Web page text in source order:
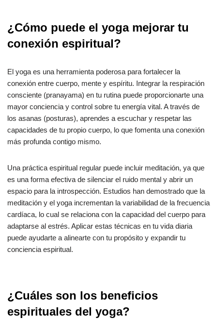
¿Cómo puede el yoga mejorar tu
conexión espiritual?
El yoga es una herramienta poderosa para fortalecer la
conexión entre cuerpo, mente y espíritu. Integrar la respiración
consciente (pranayama) en tu rutina puede proporcionarte una
mayor conciencia y control sobre tu energía vital. A través de
los asanas (posturas), aprendes a escuchar y respetar las
capacidades de tu propio cuerpo, lo que fomenta una conexión
más profunda contigo mismo.
Una práctica espiritual regular puede incluir meditación, ya que
es una forma efectiva de silenciar el ruido mental y abrir un
espacio para la introspección. Estudios han demostrado que la
meditación y el yoga incrementan la variabilidad de la frecuencia
cardíaca, lo cual se relaciona con la capacidad del cuerpo para
adaptarse al estrés. Aplicar estas técnicas en tu vida diaria
puede ayudarte a alinearte con tu propósito y expandir tu
conciencia espiritual.
¿Cuáles son los beneficios
espirituales del yoga?